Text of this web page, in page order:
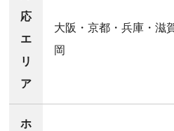
応
エ
リ
ア
大阪・京都・兵庫・滋
岡
ホ